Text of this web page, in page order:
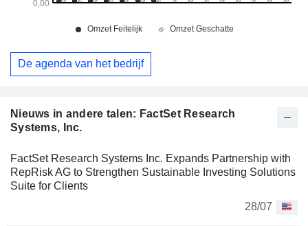
Nieuws in andere talen: FactSet Research
Systems, Inc.
FactSet Research Systems Inc. Expands Partnership with
RepRisk AG to Strengthen Sustainable Investing Solutions
Suite for Clients
28/07
De agenda van het bedrijf